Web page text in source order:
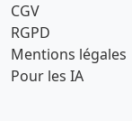
CGV
RGPD
Mentions légales
Pour les IA